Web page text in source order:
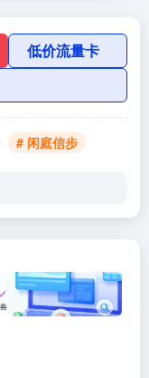
低价流量卡
# 闲庭信步